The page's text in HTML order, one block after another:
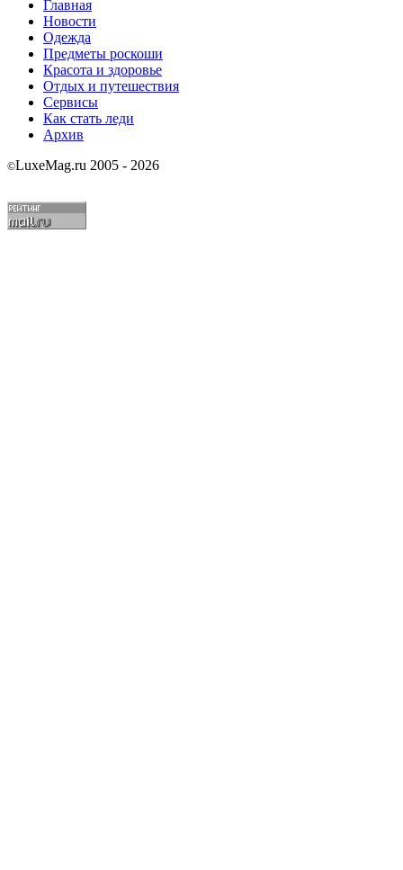
Главная
Новости
Одежда
Предметы роскоши
Красота и здоровье
Отдых и путешествия
Сервисы
Как стать леди
Архив
©LuxeMag.ru 2005 - 2026